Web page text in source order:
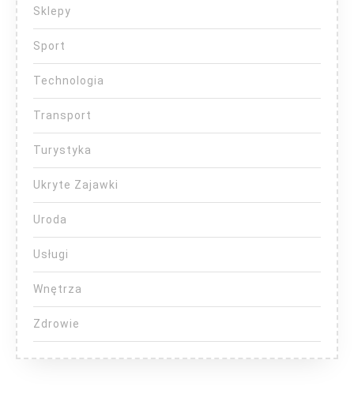
Sklepy
Sport
Technologia
Transport
Turystyka
Ukryte Zajawki
Uroda
Usługi
Wnętrza
Zdrowie